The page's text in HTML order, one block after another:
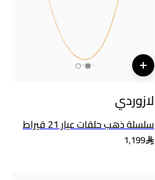
لازوردي
سلسلة ذهب حلقات عيار 21 قيراط
1,199